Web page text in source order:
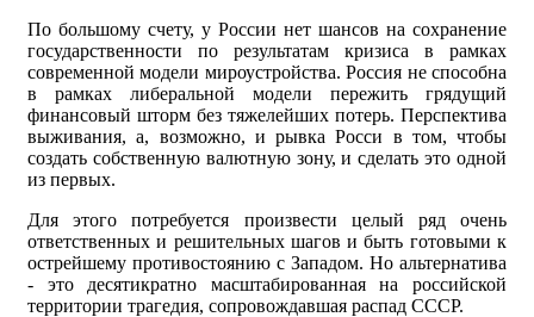
По большому счету, у России нет шансов на сохранение
государственности по результатам кризиса в рамках
современной модели мироустройства. Россия не способна
в рамках либеральной модели пережить грядущий
финансовый шторм без тяжелейших потерь. Перспектива
выживания, а, возможно, и рывка Росси в том, чтобы
создать собственную валютную зону, и сделать это одной
из первых.
Для этого потребуется произвести целый ряд очень
ответственных и решительных шагов и быть готовыми к
острейшему противостоянию с Западом. Но альтернатива
- это десятикратно масштабированная на российской
территории трагедия, сопровождавшая распад СССР.